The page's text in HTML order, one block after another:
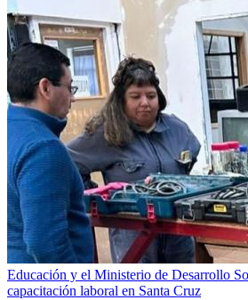
Educación y el Ministerio de Desarrollo
capacitación laboral en Santa Cruz